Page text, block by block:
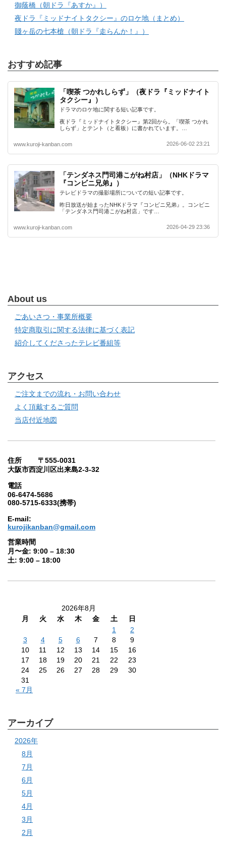
御蔭橋（朝ドラ『あすか』）
夜ドラ『ミッドナイトタクシー』のロケ地（まとめ）
賤ヶ岳の七本槍（朝ドラ『走らんか！』）
おすすめ記事
「喫茶 つかれしらず」（夜ドラ『ミッドナイト
タクシー』）
ドラマのロケ地に関する短い記事です。
夜ドラ『ミッドナイトタクシー』第2回から。「喫茶 つかれ
しらず」とテント（と看板）に書かれています。…
www.kuroji-kanban.com 2026-06-02 23:21
「テンダネス門司港こがね村店」（NHKドラマ
『コンビニ兄弟』）
テレビドラマの撮影場所についての短い記事です。
昨日放送が始まったNHKドラマ『コンビニ兄弟』。コンビニ
「テンダネス門司港こがね村店」です…
www.kuroji-kanban.com 2026-04-29 23:36
About us
ごあいさつ・事業所概要
特定商取引に関する法律に基づく表記
紹介してくださったテレビ番組等
アクセス
ご注文までの流れ・お問い合わせ
よく頂戴するご質問
当店付近地図
住所 〒555-0031
大阪市西淀川区出来島2-3-32
電話
06-6474-5686
080-5715-6333(携帯)
E-mail:
kurojikanban@gmail.com
営業時間
月〜金: 9:00 – 18:30
土: 9:00 – 18:00
2026年8月
月
火 水 木 金 土
日
1
2
3
4 5 6 7 8
9
10
11 12 13 14 15
16
17
18 19 20 21 22
23
24
25 26 27 28 29
30
31
« 7月
アーカイブ
2026年
8月
7月
6月
5月
4月
3月
2月